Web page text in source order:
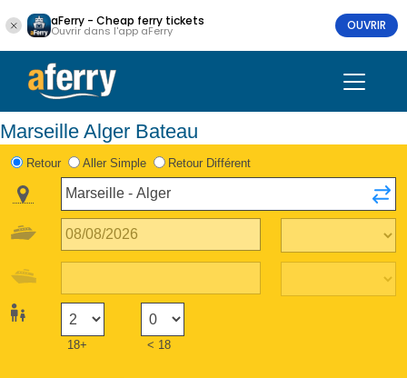
aFerry - Cheap ferry tickets
Ouvrir dans l'app aFerry OUVRIR
Marseille Alger Bateau
Retour Aller Simple Retour Différent
18+ < 18